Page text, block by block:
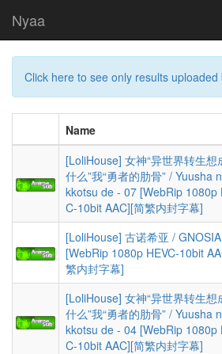
Nyaa
Click here to see only results uploaded
Name
[LoliHouse] 女神“异世界转生想
什么”我“勇者的肋骨” / Yuusha
kkotsu de - 07 [WebRip 1080p
C-10bit AAC][简繁内封字幕]
[LoliHouse] 古诺希亚 /
[WebRip 1080p HEVC-10bit
繁内封字幕]
[LoliHouse] 女神“异世界转生想
什么”我“勇者的肋骨” / Yuusha
kkotsu de - 04 [WebRip 1080p
C-10bit AAC][简繁内封字幕]